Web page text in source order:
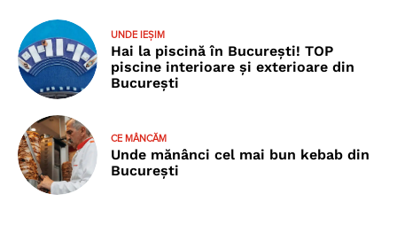
UNDE IEȘIM
Hai la piscină în București! TOP
piscine interioare și exterioare din
București
CE MÂNCĂM
Unde mănânci cel mai bun kebab din
București